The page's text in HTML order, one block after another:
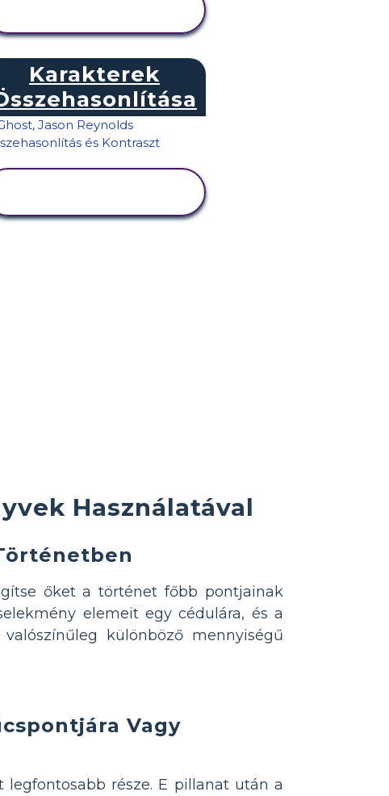
Használatával
őket a történet főbb pontjainak
elemeit egy cédulára, és a
különböző mennyiségű
Vagy
része. E pillanat után a
Karakterek